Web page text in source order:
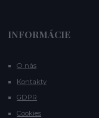
INFORMÁCIE
O nás
Kontakty
GDPR
Cookies